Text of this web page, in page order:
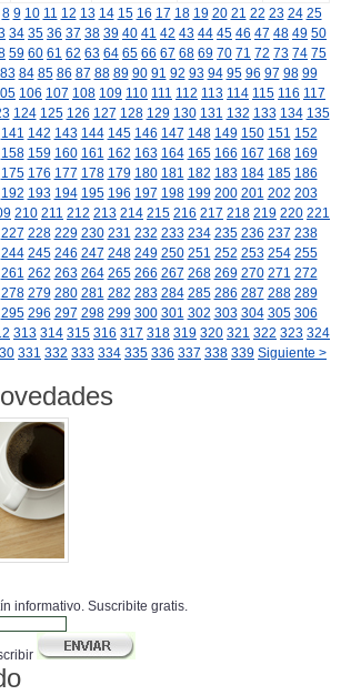
8 9 10 11 12 13 14 15 16 17 18 19 20 21 22 23 24 25
34 35 36 37 38 39 40 41 42 43 44 45 46 47 48 49 50
59 60 61 62 63 64 65 66 67 68 69 70 71 72 73 74 75
83 84 85 86 87 88 89 90 91 92 93 94 95 96 97 98 99
106 107 108 109 110 111 112 113 114 115 116 117
124 125 126 127 128 129 130 131 132 133 134 135
141 142 143 144 145 146 147 148 149 150 151 152
158 159 160 161 162 163 164 165 166 167 168 169
175 176 177 178 179 180 181 182 183 184 185 186
192 193 194 195 196 197 198 199 200 201 202 203
210 211 212 213 214 215 216 217 218 219 220 221
227 228 229 230 231 232 233 234 235 236 237 238
244 245 246 247 248 249 250 251 252 253 254 255
261 262 263 264 265 266 267 268 269 270 271 272
278 279 280 281 282 283 284 285 286 287 288 289
295 296 297 298 299 300 301 302 303 304 305 306
313 314 315 316 317 318 319 320 321 322 323 324
331 332 333 334 335 336 337 338 339 Siguiente >
informativo. Suscribite gratis.